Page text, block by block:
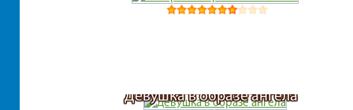
Девушка в образе ангела